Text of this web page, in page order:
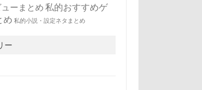
ーまとめ 私的おすすめゲ
め 私的小説・設定ネタまとめ
ー